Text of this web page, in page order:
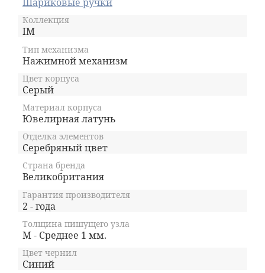
Коллекция
IM
Тип механизма
Нажимной механизм
Цвет корпуса
Серый
Материал корпуса
Ювелирная латунь
Отделка элементов
Серебряный цвет
Страна бренда
Великобритания
Гарантия производителя
2 - года
Толщина пишущего узла
M - Среднее 1 мм.
Цвет чернил
Синий